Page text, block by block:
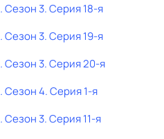
. Сезон 3. Серия 18-я
. Сезон 3. Серия 19-я
. Сезон 3. Серия 20-я
. Сезон 4. Серия 1-я
. Сезон 3. Серия 11-я